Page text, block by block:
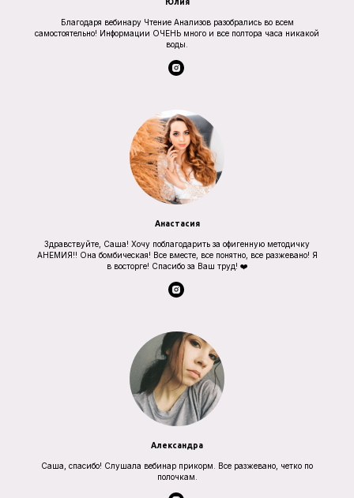
Юлия
Благодаря вебинару Чтение Анализов разобрались во всем
самостоятельно! Информации ОЧЕНЬ много и все полтора часа никакой
воды.
Анастасия
Здравствуйте, Саша! Хочу поблагодарить за офигенную методичку
АНЕМИЯ!! Она бомбическая! Все вместе, все понятно, все разжевано! Я
в восторге! Спасибо за Ваш труд! ❤️
Александра
Саша, спасибо! Слушала вебинар прикорм. Все разжевано, четко по
полочкам.